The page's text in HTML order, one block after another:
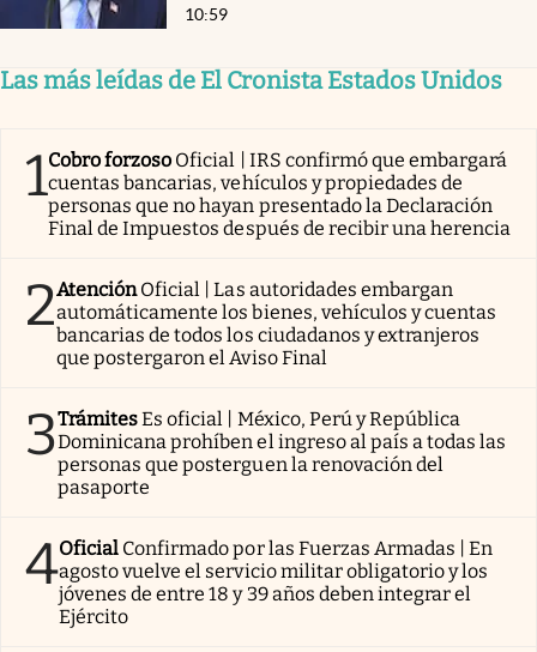
10:59
Las más leídas de El Cronista Estados Unidos
1Cobro forzoso Oficial | IRS confirmó que embargará
cuentas bancarias, vehículos y propiedades de
personas que no hayan presentado la Declaración
Final de Impuestos después de recibir una herencia
2AtenciónOficial | Las autoridades embargan
automáticamente los bienes, vehículos y cuentas
bancarias de todos los ciudadanos y extranjeros
que postergaron el Aviso Final
3TrámitesEs oficial | México, Perú y República
Dominicana prohíben el ingreso al país a todas las
personas que posterguen la renovación del
pasaporte
4Oficial Confirmado por las Fuerzas Armadas | En
agosto vuelve el servicio militar obligatorio y los
jóvenes de entre 18 y 39 años deben integrar el
Ejército